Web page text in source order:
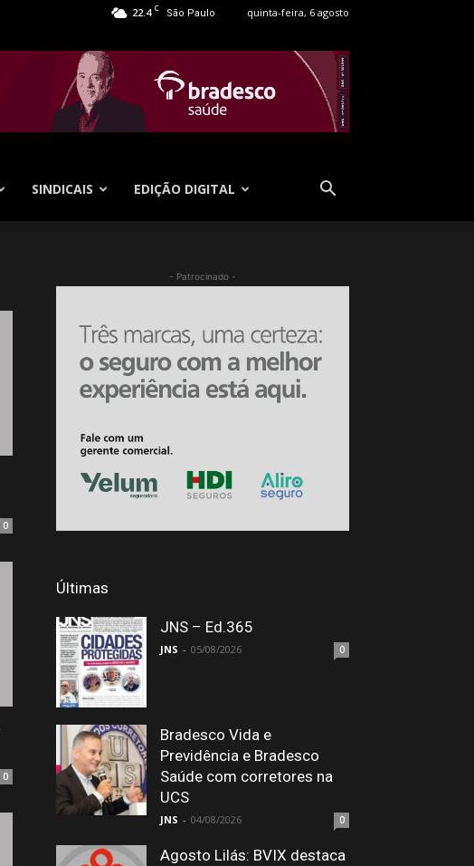
22.4 C São Paulo quinta-feira, 6 agosto
SINDICAIS EDIÇÃO DIGITAL
0
0
- Patrocinado -
Últimas
JNS – Ed.365
JNS - 05/08/2026 0
Bradesco Vida e
Previdência e Bradesco
Saúde com corretores na
UCS
JNS - 04/08/2026 0
Agosto Lilás: BVIX destaca